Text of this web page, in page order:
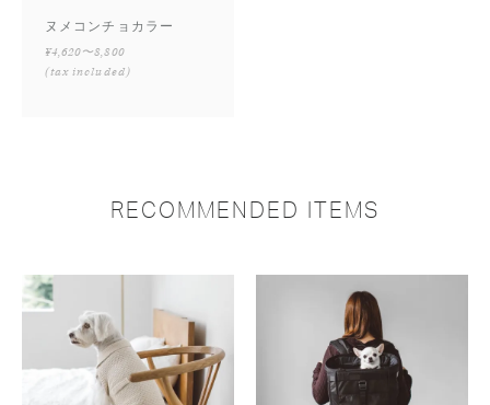
ヌメコンチョカラー
¥4,620〜8,800
(tax included)
RECOMMENDED ITEMS